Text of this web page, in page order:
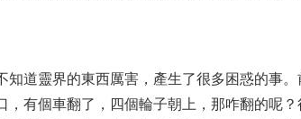
知道靈界的東西厲害，產生了很多困惑的事
，有個車翻了，四個輪子朝上，那咋翻的呢